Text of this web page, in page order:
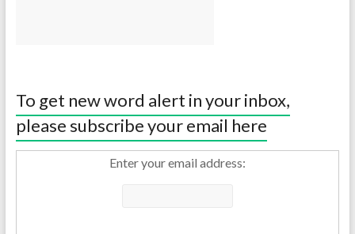
To get new word alert in your inbox,
please subscribe your email here
Enter your email address: